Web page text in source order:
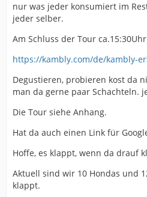
nur was jeder konsumiert im
jeder selber.
Am Schluss der Tour
https://kambly.com/de/kambly-
Degustieren, probieren kost da
man da gerne paar Schachteln.
Die Tour siehe Anhang.
Hat da auch einen Link für
Hoffe, es klappt, wenn da drauf
Aktuell sind wir 10 Hondas und
klappt.